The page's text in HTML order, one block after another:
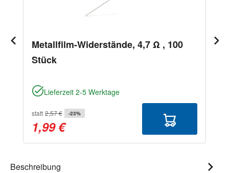
Metallfilm-Widerstände, 4,7 Ω , 100
Stück
Lieferzeit 2-5 Werktage
statt 2,57 € -23%
1,99 €
Beschreibung